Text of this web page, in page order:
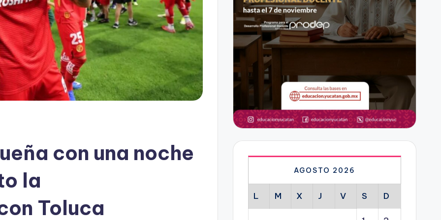
con una noche
la
Toluca
AGOSTO 2026
L M X J V S D